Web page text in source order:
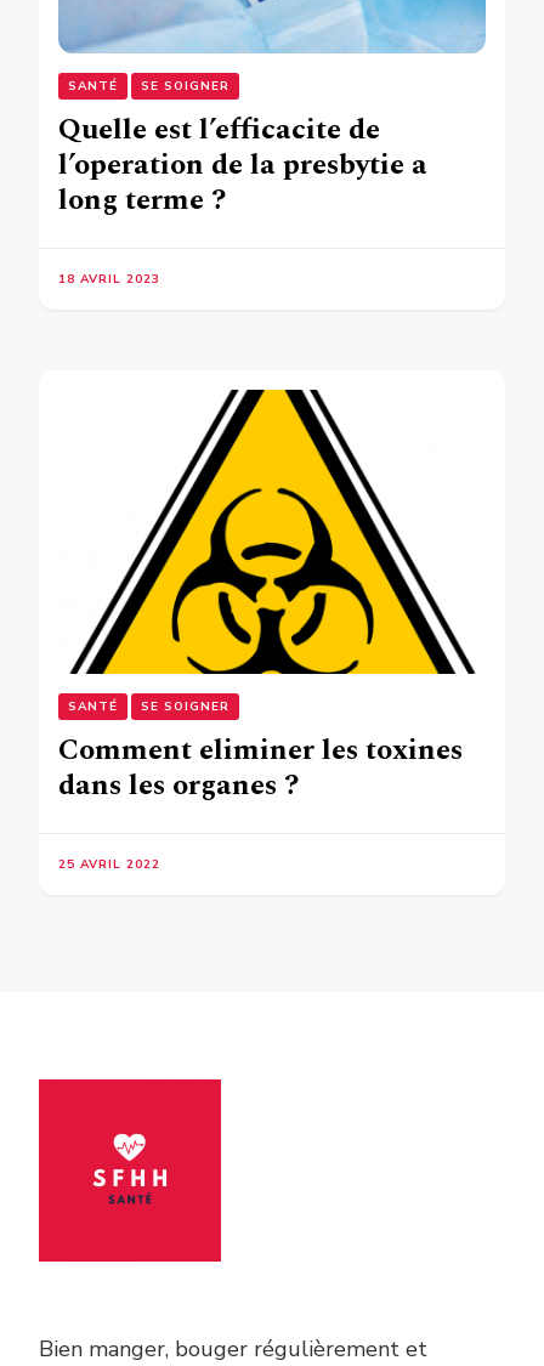
SANTÉ SE SOIGNER
Quelle est l’efficacite de
l’operation de la presbytie a
long terme ?
18 AVRIL 2023
SANTÉ SE SOIGNER
Comment eliminer les toxines
dans les organes ?
25 AVRIL 2022
Bien manger, bouger régulièrement et